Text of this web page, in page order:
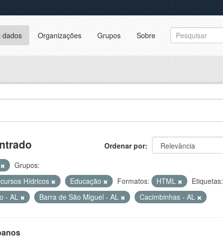
dados Organizações Grupos Sobre
Ordenar por
Grupos:
Hídricos Educação Formatos: HTML
Etiquetas:
- AL Barra de São Miguel - AL Cacimbinhas - AL